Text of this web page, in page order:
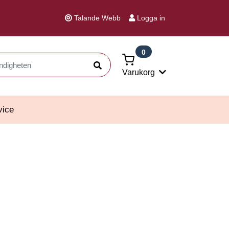
Talande Webb Logga in
Sök
Varukorg
0